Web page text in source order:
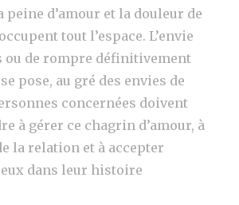
peine d’amour et la douleur de
tout l’espace. L’envie
ou de rompre définitivement
pose, au gré des envies de
concernées doivent
à gérer ce chagrin d’amour, à
la relation et à accepter
dans leur histoire